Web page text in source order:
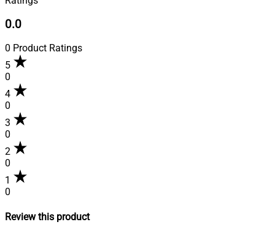
0.0
0 Product Ratings
5
0
4
0
3
0
2
0
1
0
Review this product